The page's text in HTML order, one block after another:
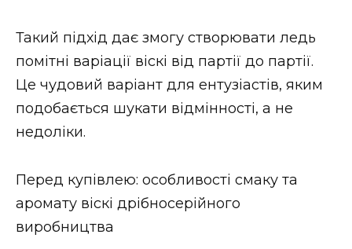
Такий підхід дає змогу створювати ледь
помітні варіації віскі від партії до партії.
Це чудовий варіант для ентузіастів, яким
подобається шукати відмінності, а не
недоліки.
Перед купівлею: особливості смаку та
аромату віскі дрібносерійного
виробництва